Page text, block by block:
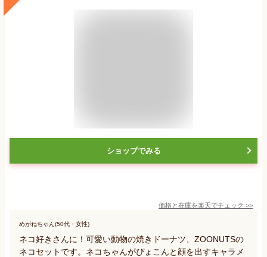
ショップでみる
価格と在庫を楽天でチェック >>
めがねちゃん(50代・女性)
ネコ好きさんに！可愛い動物の焼きドーナツ、ZOONUTSの
ネコセットです。ネコちゃんがぴょこんと顔を出すキャラメ